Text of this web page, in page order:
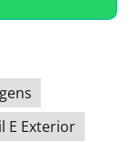
E Exterior